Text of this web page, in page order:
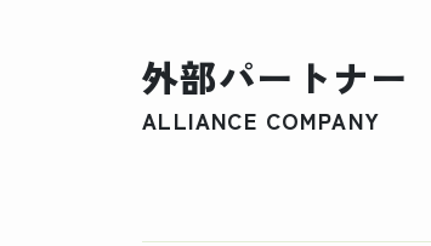
外部パートナー
ALLIANCE COMPANY